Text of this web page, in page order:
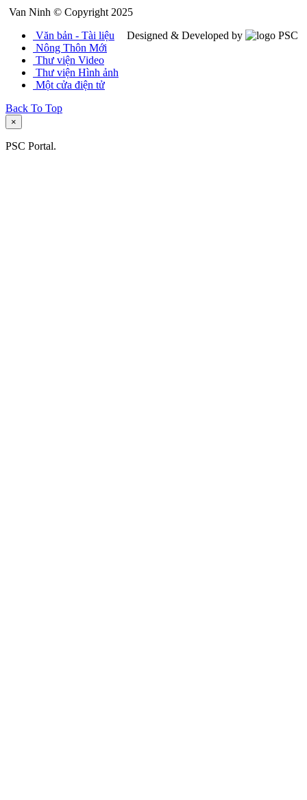
Van Ninh © Copyright 2025
Designed & Developed by
Văn bản - Tài liệu
Nông Thôn Mới
Thư viện Video
Thư viện Hình ảnh
Một cửa điện tử
Back To Top
×
PSC Portal.